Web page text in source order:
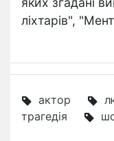
ліхтарів",
актор
трагедія